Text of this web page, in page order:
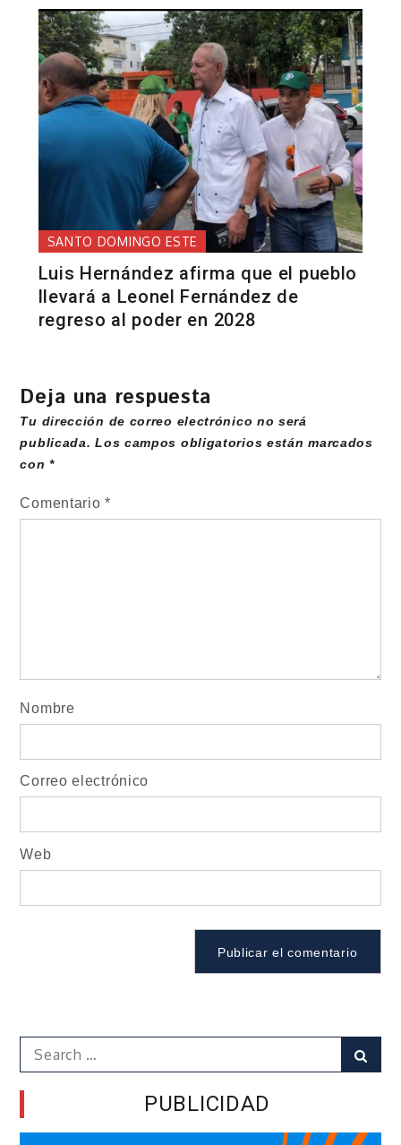
SANTO DOMINGO ESTE
Luis Hernández afirma que el pueblo
llevará a Leonel Fernández de
regreso al poder en 2028
Deja una respuesta
Tu dirección de correo electrónico no será
publicada. Los campos obligatorios están marcados
con*
Comentario*
Nombre
Correo electrónico
Web
Search
for:
PUBLICIDAD